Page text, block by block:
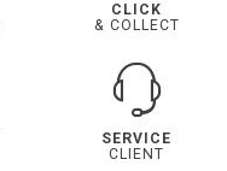
CLICK
& COLLECT
SERVICE
CLIENT